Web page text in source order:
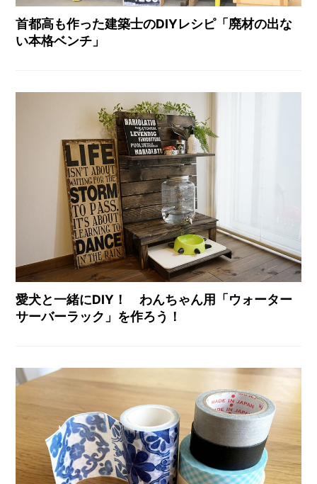
首都高も作った建築士のDIYレシピ「廃材の出な
い本格ベンチ」
愛犬と一緒にDIY！ わんちゃん用「ウォーター
サーバーラック」を作ろう！